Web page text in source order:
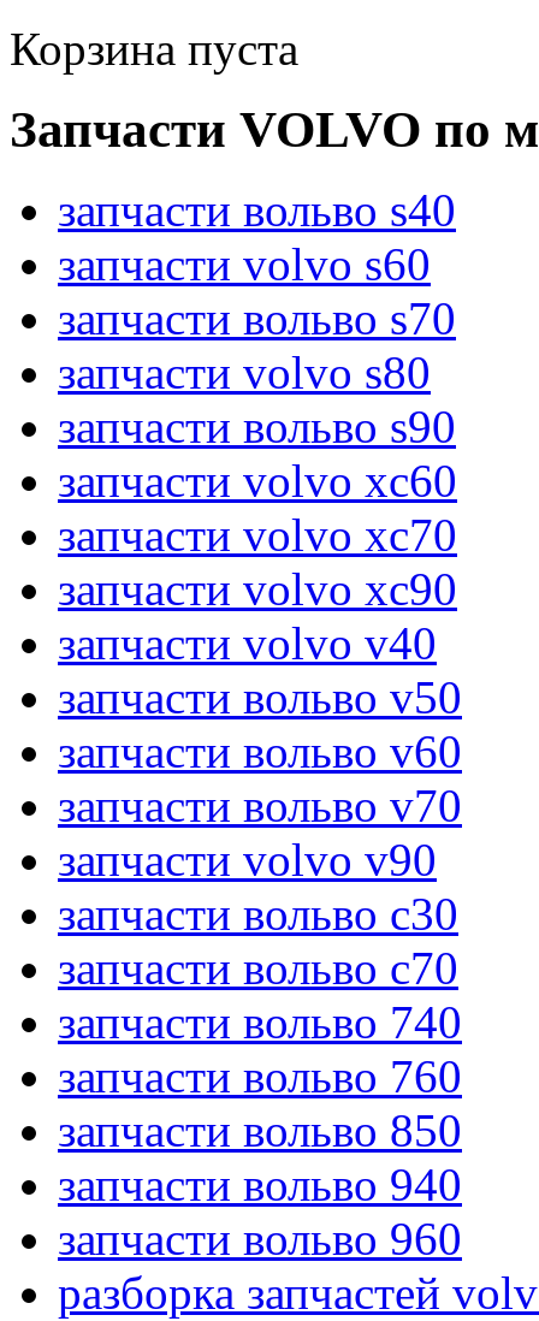
Корзина пуста
Запчасти VOLVO по
запчасти вольво s40
запчасти volvo s60
запчасти вольво s70
запчасти volvo s80
запчасти вольво s90
запчасти volvo xc60
запчасти volvo xc70
запчасти volvo xc90
запчасти volvo v40
запчасти вольво v50
запчасти вольво v60
запчасти вольво v70
запчасти volvo v90
запчасти вольво c30
запчасти вольво c70
запчасти вольво 740
запчасти вольво 760
запчасти вольво 850
запчасти вольво 940
запчасти вольво 960
разборка запчастей